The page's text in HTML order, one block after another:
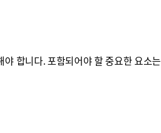
합니다. 포함되어야 할 중요한 요소는